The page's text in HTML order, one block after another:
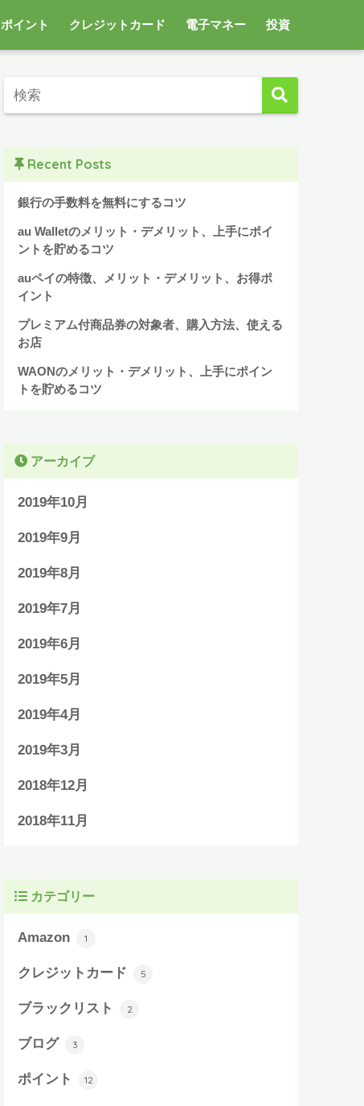
ポイント クレジットカード 電子マネー 投資
Recent Posts
銀行の手数料を無料にするコツ
au Walletのメリット・デメリット、上手にポイ
ントを貯めるコツ
auペイの特徴、メリット・デメリット、お得ポ
イント
プレミアム付商品券の対象者、購入方法、使える
お店
WAONのメリット・デメリット、上手にポイン
トを貯めるコツ
アーカイブ
2019年10月
2019年9月
2019年8月
2019年7月
2019年6月
2019年5月
2019年4月
2019年3月
2018年12月
2018年11月
カテゴリー
Amazon 1
クレジットカード 5
ブラックリスト 2
ブログ 3
ポイント 12